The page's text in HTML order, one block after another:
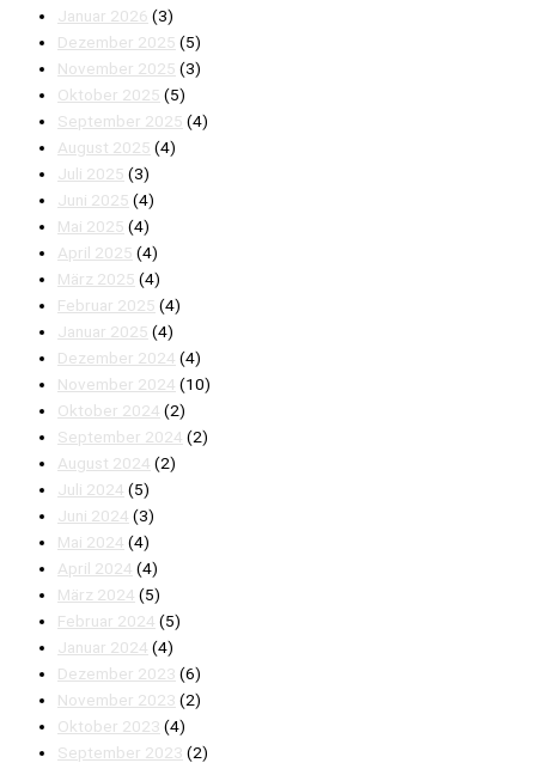
Januar 2026 (3)
Dezember 2025 (5)
November 2025 (3)
Oktober 2025 (5)
September 2025 (4)
August 2025 (4)
Juli 2025 (3)
Juni 2025 (4)
Mai 2025 (4)
April 2025 (4)
März 2025 (4)
Februar 2025 (4)
Januar 2025 (4)
Dezember 2024 (4)
November 2024 (10)
Oktober 2024 (2)
September 2024 (2)
August 2024 (2)
Juli 2024 (5)
Juni 2024 (3)
Mai 2024 (4)
April 2024 (4)
März 2024 (5)
Februar 2024 (5)
Januar 2024 (4)
Dezember 2023 (6)
November 2023 (2)
Oktober 2023 (4)
September 2023 (2)